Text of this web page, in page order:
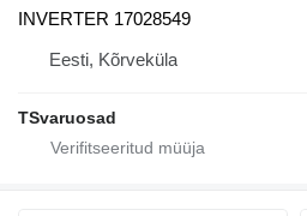
INVERTER 17028549
Eesti, Kõrveküla
TSvaruosad